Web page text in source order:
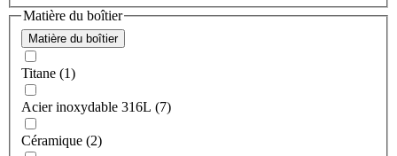
Matière du boîtier
Matière du boîtier
Titane (1)
Acier inoxydable 316L (7)
Céramique (2)